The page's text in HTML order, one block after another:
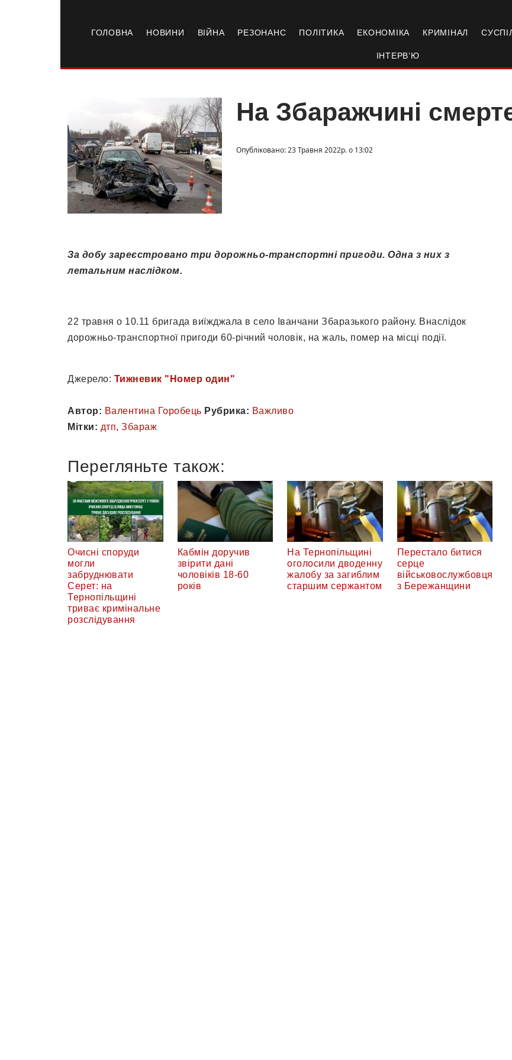
ГОЛОВНА НОВИНИ ВІЙНА РЕЗОНАНС ПОЛІТИКА ЕКОНОМІКА КРИМІНАЛ
ІНТЕРВ’Ю
На Збаражчині
Опубліковано: 23 Травня 2022р. о 13:02
За добу зареєстровано три дорожньо-транспортні пригоди. Одна з них з
летальним наслідком.
22 травня о 10.11 бригада виїжджала в село Іванчани Збаразького району. Внаслідок
дорожньо-транспортної пригоди 60-річний чоловік, на жаль, помер на місці події.
Джерело: Тижневик "Номер один"
Автор: Валентина Горобець Рубрика: Важливо
Мітки: дтп, Збараж
Перегляньте також:
Очисні споруди
могли
забруднювати
Серет: на
Тернопільщині
триває кримінальне
розслідування
Кабмін доручив
звірити дані
чоловіків 18-60
років
На Тернопільщині
оголосили дводенну
жалобу за загиблим
старшим сержантом
Перестало битися
серце
військовослужбовця
з Бережанщини